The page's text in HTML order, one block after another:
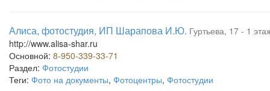
Алиса, фотостудия, ИП Шарапова И.Ю. Гуртьева, 17 - 1
http://www.alisa-shar.ru
Основной: 8-950-339-33-71
Раздел: Фотостудии
Теги: Фото на документы, Фотоцентры, Фотостудии